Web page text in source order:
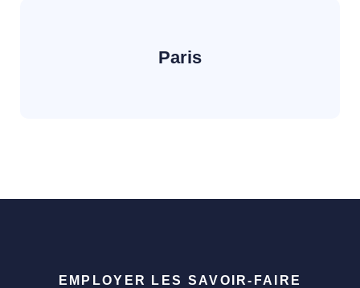
Paris
EMPLOYER LES SAVOIR-FAIRE